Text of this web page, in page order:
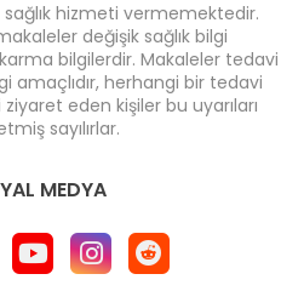
hizmeti vermemektedir.
değişik sağlık bilgi
bilgilerdir. Makaleler tedavi
amaçlıdır, herhangi bir tedavi
eden kişiler bu uyarıları
sayılırlar.
MEDYA